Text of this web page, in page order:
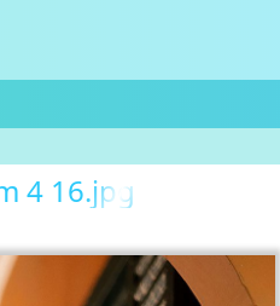
4 16.jpg